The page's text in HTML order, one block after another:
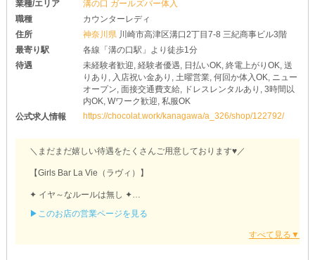
業種/エリア
溝の口 ガールズバー体入
職種
カウンターレディ
住所
神奈川県 川崎市高津区溝口2丁目7-8 三紀商事ビル3階
最寄り駅
各線「溝の口駅」より徒歩1分
待遇
未経験者歓迎, 経験者優遇, 日払いOK, 終電上がりOK, 送
りあり, 入店祝い金あり, 土曜営業, 何回か体入OK, ニュー
オープン, 面接交通費支給, ドレスレンタルあり, 3時間以
内OK, Wワーク歓迎, 私服OK
公式求人情報
https://chocolat.work/kanagawa/a_326/shop/122792/
＼まだまだ嬉しい待遇をたくさんご用意しております♥／
【Girls Bar La Vie（ラヴィ）】
✦ イヤ～なルールは無し ✦
ナイトワークにありがちな《ノルマ》や《飲酒の強制》はありませ
体質的にお酒が飲めない子や、明日の予定のために控えたい子も
▶このお店の営業ページを見る